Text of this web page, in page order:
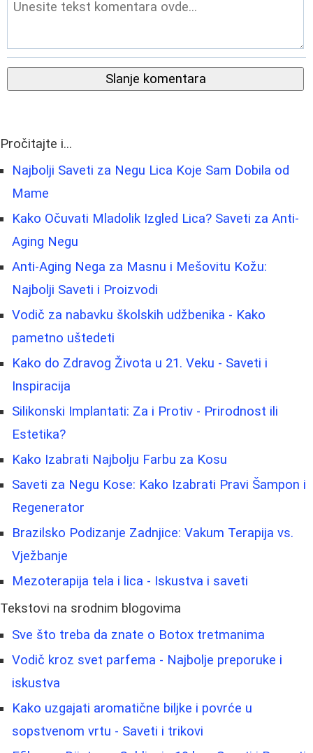
Slanje komentara
Pročitajte i...
Najbolji Saveti za Negu Lica Koje Sam Dobila od
Mame
Kako Očuvati Mladolik Izgled Lica? Saveti za Anti-
Aging Negu
Anti-Aging Nega za Masnu i Mešovitu Kožu:
Najbolji Saveti i Proizvodi
Vodič za nabavku školskih udžbenika - Kako
pametno uštedeti
Kako do Zdravog Života u 21. Veku - Saveti i
Inspiracija
Silikonski Implantati: Za i Protiv - Prirodnost ili
Estetika?
Kako Izabrati Najbolju Farbu za Kosu
Saveti za Negu Kose: Kako Izabrati Pravi Šampon i
Regenerator
Brazilsko Podizanje Zadnjice: Vakum Terapija vs.
Vježbanje
Mezoterapija tela i lica - Iskustva i saveti
Tekstovi na srodnim blogovima
Sve što treba da znate o Botox tretmanima
Vodič kroz svet parfema - Najbolje preporuke i
iskustva
Kako uzgajati aromatične biljke i povrće u
sopstvenom vrtu - Saveti i trikovi